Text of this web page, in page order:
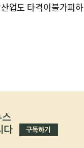
업도 타격이불가피하